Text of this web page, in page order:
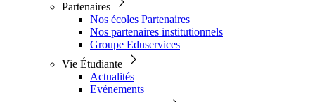
Partenaires
Nos écoles Partenaires
Nos partenaires institutionnels
Groupe Eduservices
Vie Étudiante
Actualités
Evénements